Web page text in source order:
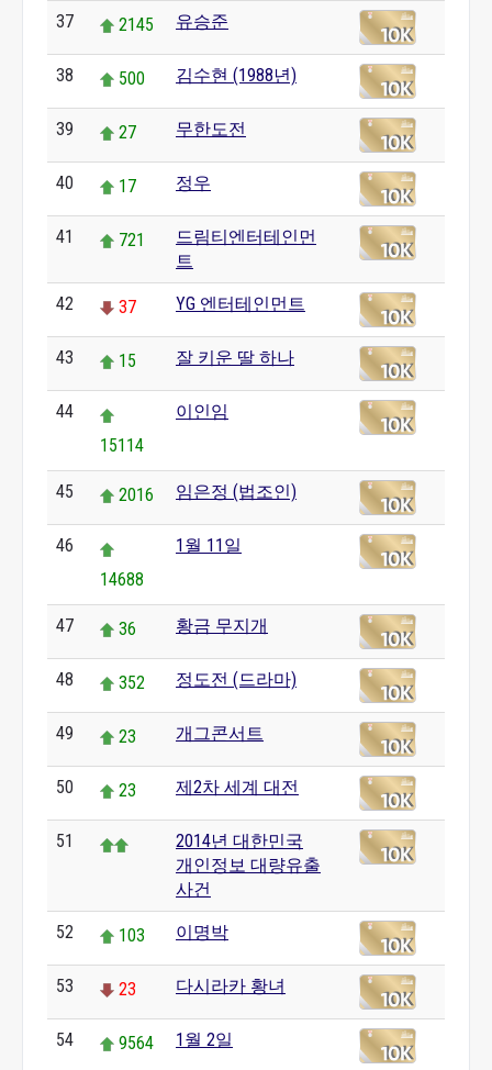
37 2145 유승준
38 500 김수현 (1988년)
39 27 무한도전
40 17 정우
41 721
드림티엔터테인먼
트
42 37 YG 엔터테인먼트
43 15 잘 키운 딸 하나
44
15114
이인임
45 2016 임은정 (법조인)
46
14688
1월 11일
47 36 황금 무지개
48 352 정도전 (드라마)
49 23 개그콘서트
50 23 제2차 세계 대전
51
2014년 대한민국
개인정보 대량유출
사건
52 103 이명박
53 23 다시라카 황녀
54 9564 1월 2일